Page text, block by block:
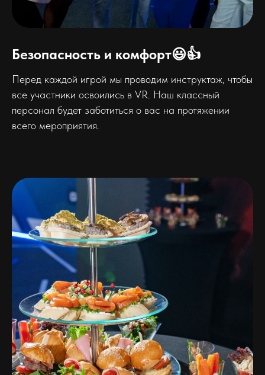
Безопасность и комфорт😃👍
Перед каждой игрой мы проводим инструктаж, чтобы
все участники освоились в VR. Наш классный
персонал будет заботиться о вас на протяжении
всего мероприятия.